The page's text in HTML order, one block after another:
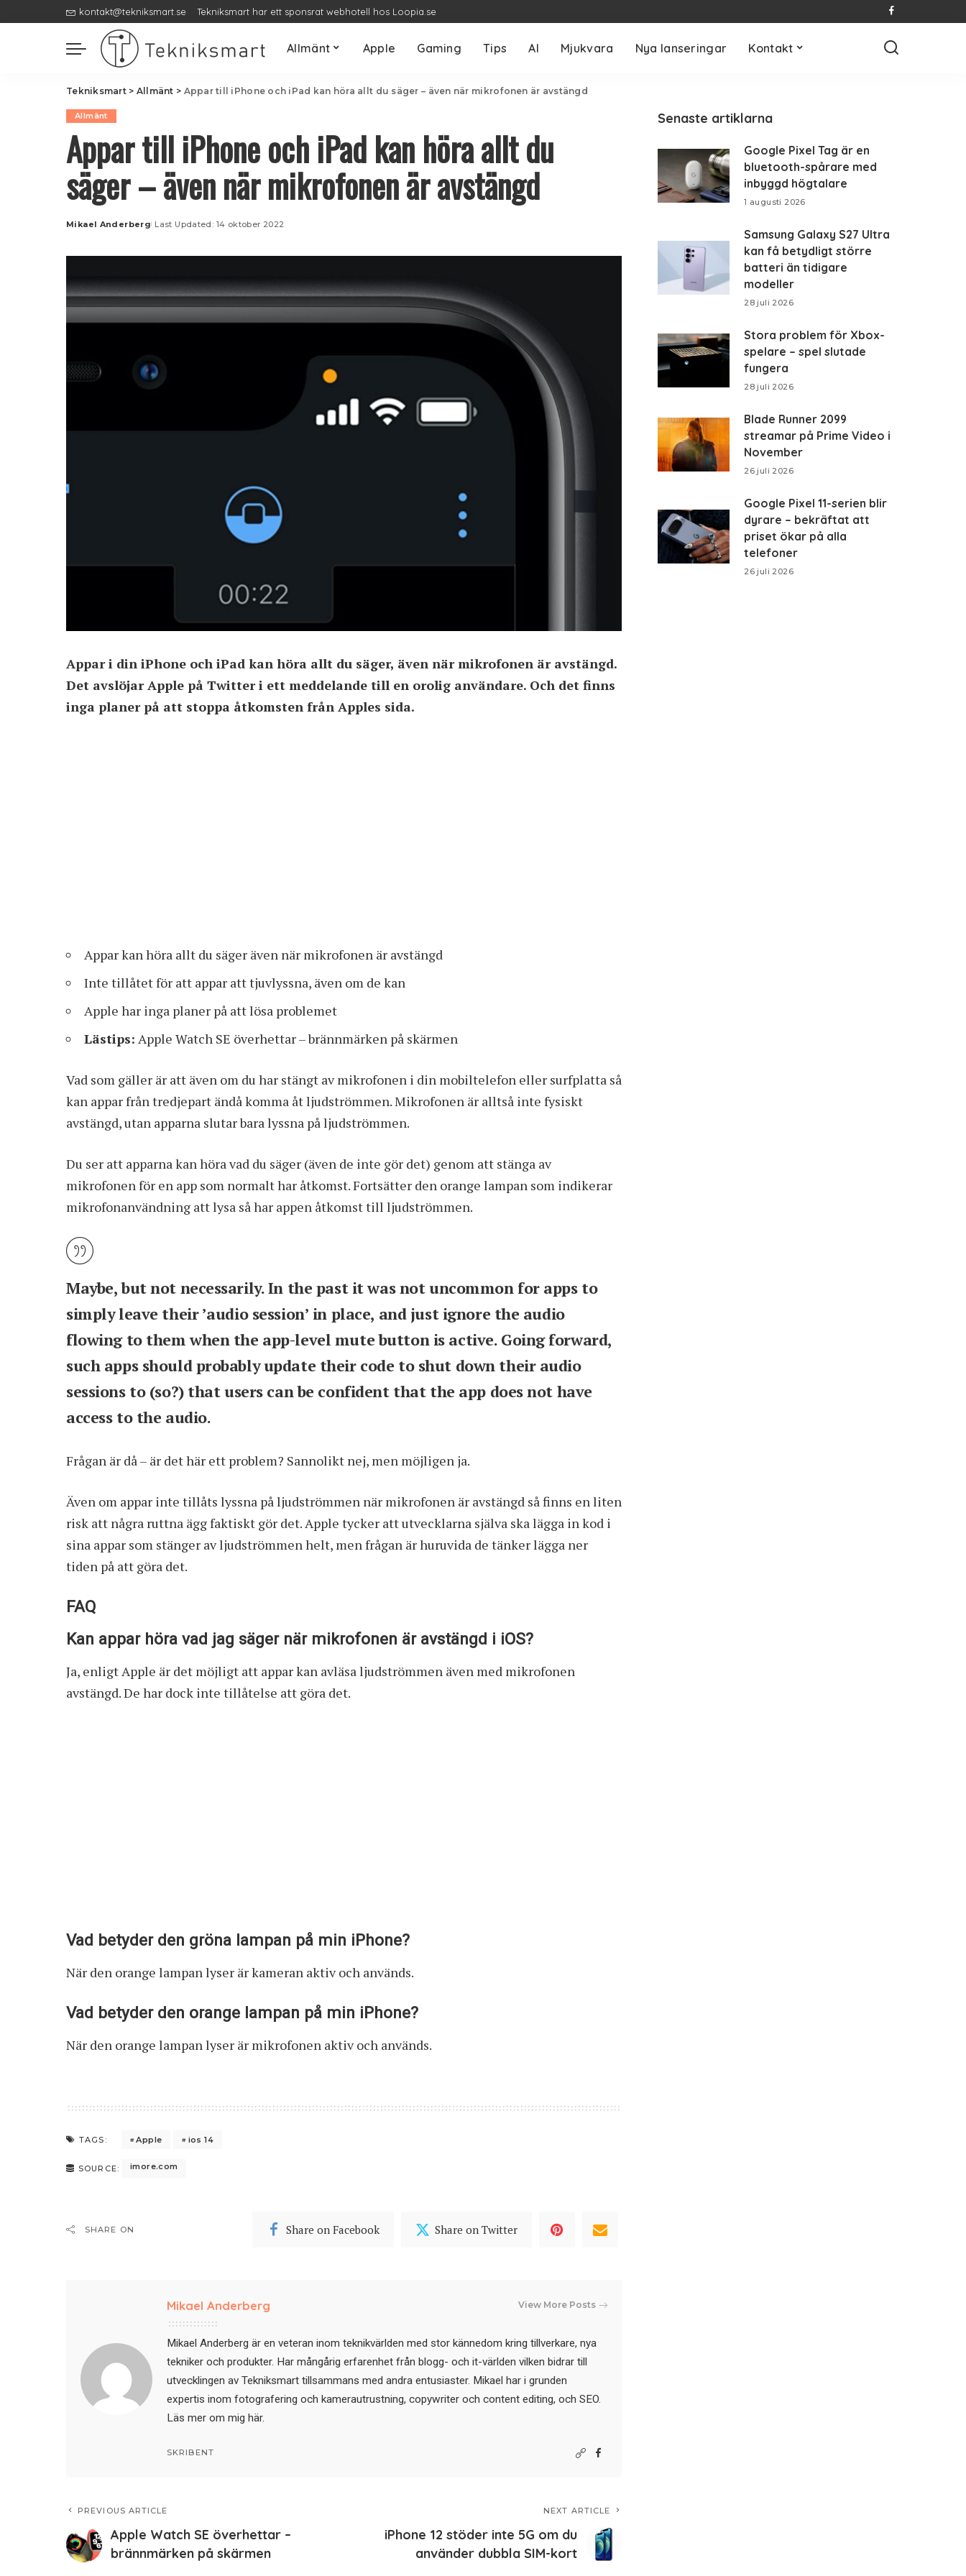
kontakt@tekniksmart.se Tekniksmart har ett sponsrat webhotell hos Loopia.se
Allmänt Apple Gaming Tips AI Mjukvara Nya lanseringar Kontakt
Tekniksmart> Allmänt > Appar till iPhone och iPad kan höra allt du säger – även när mikrofonen är avstängd
Allmänt
Appar till iPhone och iPad kan höra allt du
säger – även när mikrofonen är avstängd
Posted
Mikael Anderberg Last Updated: 14 oktober 2022
Appar i din iPhone och iPad kan höra allt du säger, även när mikrofonen är avstängd.
Det avslöjar Apple på Twitter i ett meddelande till en orolig användare. Och det finns
inga planer på att stoppa åtkomsten från Apples sida.
Appar kan höra allt du säger även när mikrofonen är avstängd
Inte tillåtet för att appar att tjuvlyssna, även om de kan
Apple har inga planer på att lösa problemet
Lästips: Apple Watch SE överhettar – brännmärken på skärmen
Vad som gäller är att även om du har stängt av mikrofonen i din mobiltelefon eller surfplatta så
kan appar från tredjepart ändå komma åt ljudströmmen. Mikrofonen är alltså inte fysiskt
avstängd, utan apparna slutar bara lyssna på ljudströmmen.
Du ser att apparna kan höra vad du säger (även de inte gör det) genom att stänga av
mikrofonen för en app som normalt har åtkomst. Fortsätter den orange lampan som indikerar
mikrofonanvändning att lysa så har appen åtkomst till ljudströmmen.
Maybe, but not necessarily. In the past it was not uncommon for apps to
simply leave their ’audio session’ in place, and just ignore the audio
flowing to them when the app-level mute button is active. Going forward,
such apps should probably update their code to shut down their audio
sessions to (so?) that users can be confident that the app does not have
access to the audio.
Frågan är då – är det här ett problem? Sannolikt nej, men möjligen ja.
Även om appar inte tillåts lyssna på ljudströmmen när mikrofonen är avstängd så finns en liten
risk att några ruttna ägg faktiskt gör det. Apple tycker att utvecklarna själva ska lägga in kod i
sina appar som stänger av ljudströmmen helt, men frågan är huruvida de tänker lägga ner
tiden på att göra det.
FAQ
Kan appar höra vad jag säger när mikrofonen är avstängd i iOS?
Ja, enligt Apple är det möjligt att appar kan avläsa ljudströmmen även med mikrofonen
avstängd. De har dock inte tillåtelse att göra det.
Vad betyder den gröna lampan på min iPhone?
När den orange lampan lyser är kameran aktiv och används.
Vad betyder den orange lampan på min iPhone?
När den orange lampan lyser är mikrofonen aktiv och används.
TAGS: Apple ios 14
SOURCE: imore.com
SHARE ON Share on Facebook Share on Twitter
Mikael Anderberg View More Posts
Mikael Anderberg är en veteran inom teknikvärlden med stor kännedom kring tillverkare, nya
tekniker och produkter. Har mångårig erfarenhet från blogg- och it-världen vilken bidrar till
utvecklingen av Tekniksmart tillsammans med andra entusiaster. Mikael har i grunden
expertis inom fotografering och kamerautrustning, copywriter och content editing, och SEO.
Läs mer om mig här.
SKRIBENT
PREVIOUS ARTICLE
Apple Watch SE överhettar –
brännmärken på skärmen
NEXT ARTICLE
iPhone 12 stöder inte 5G om du
använder dubbla SIM-kort
Senaste artiklarna
Google Pixel Tag är en
bluetooth-spårare med
inbyggd högtalare
1 augusti 2026
Samsung Galaxy S27 Ultra
kan få betydligt större
batteri än tidigare
modeller
28 juli 2026
Stora problem för Xbox-
spelare – spel slutade
fungera
28 juli 2026
Blade Runner 2099
streamar på Prime Video i
November
26 juli 2026
Google Pixel 11-serien blir
dyrare – bekräftat att
priset ökar på alla
telefoner
26 juli 2026